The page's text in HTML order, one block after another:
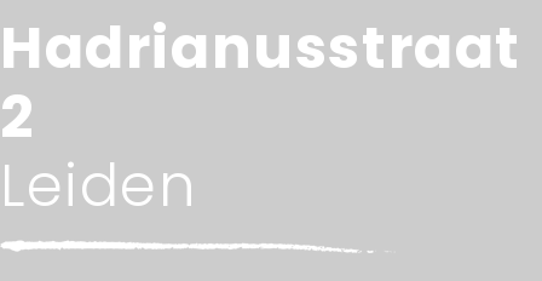
Hadrianusstraat
2
Leiden